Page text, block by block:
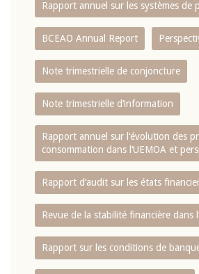
Rapport annuel sur les systèmes de
BCEAO Annual Report
Note trimestrielle de conjoncture
Note trimestrielle d‘information
Rapport annuel sur l‘évolution des
consommation dans l‘UEMOA et
Rapport d‘audit sur les états
Revue de la stabilité financière dans
Rapport sur les conditions de